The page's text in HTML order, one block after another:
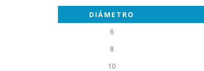
DIÁMETRO
6
8
10